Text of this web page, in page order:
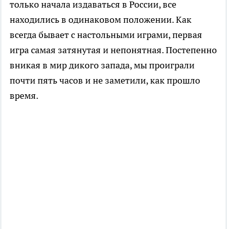
только начала издаваться в России, все
находились в одинаковом положении. Как
всегда бывает с настольными играми, первая
игра самая затянутая и непонятная. Постепенно
вникая в мир дикого запада, мы проиграли
почти пять часов и не заметили, как прошло
время.